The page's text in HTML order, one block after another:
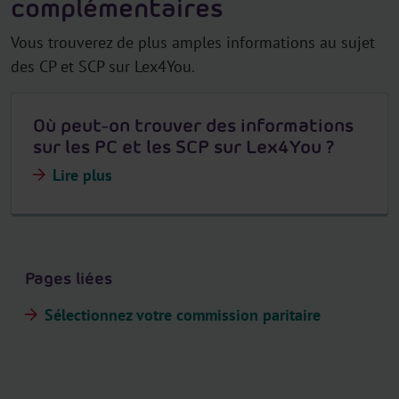
complémentaires
Vous trouverez de plus amples informations au sujet
des CP et SCP sur Lex4You.
Où peut-on trouver des informations
sur les PC et les SCP sur Lex4You ?
Lire plus
Pages liées
Sélectionnez votre commission paritaire